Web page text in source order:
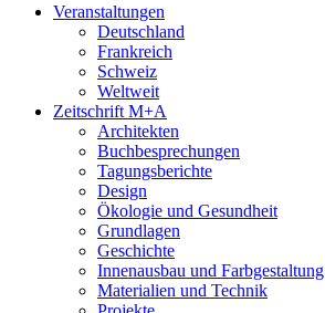
Veranstaltungen
Deutschland
Frankreich
Schweiz
Weltweit
Zeitschrift M+A
Architekten
Buchbesprechungen
Tagungsberichte
Design
Ökologie und Gesundheit
Grundlagen
Geschichte
Innenausbau und Farbgestaltung
Materialien und Technik